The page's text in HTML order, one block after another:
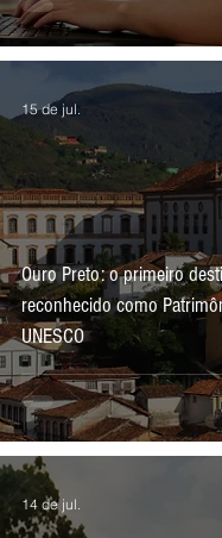
Ouro Preto: o primeiro
reconhecido como
UNESCO
15 de jul.
14 de jul.